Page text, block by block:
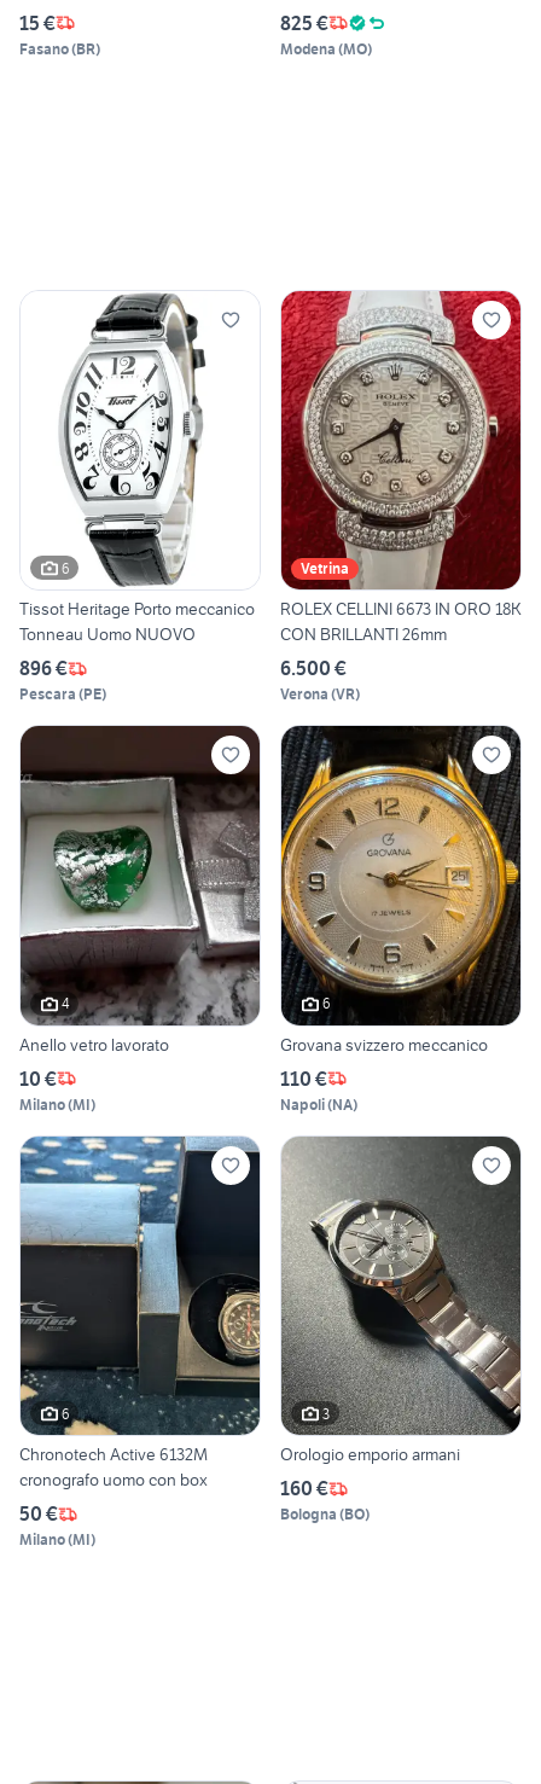
15 €
Fasano(BR)
825 €
Modena (MO)
6
Tissot Heritage Porto meccanico
Tonneau Uomo NUOVO
896 €
Pescara (PE)
Vetrina
ROLEX CELLINI 6673 IN ORO 18K
CON BRILLANTI 26mm
6.500 €
Verona (VR)
4
Anello vetro lavorato
10 €
Milano(MI)
6
Grovana svizzero meccanico
110 €
Napoli(NA)
6
Chronotech Active 6132M
cronografo uomo con box
50 €
Milano(MI)
3
Orologio emporio armani
160 €
Bologna (BO)